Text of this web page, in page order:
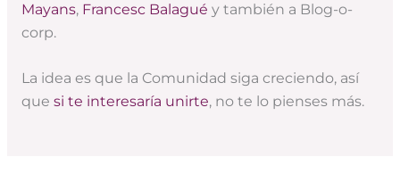
Mayans, Francesc Balagué y también a Blog-o-
corp.
La idea es que la Comunidad siga creciendo, así
que si te interesaría unirte, no te lo pienses más.